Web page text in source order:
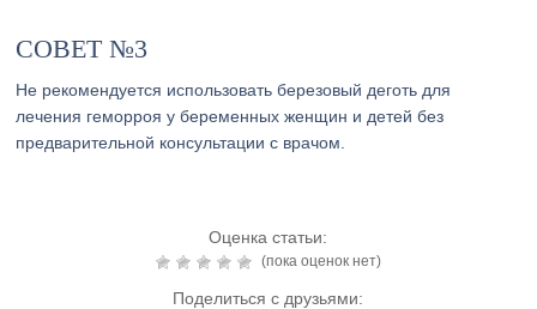
СОВЕТ №3
Не рекомендуется использовать березовый деготь для
лечения геморроя у беременных женщин и детей без
предварительной консультации с врачом.
Оценка статьи:
(пока оценок нет)
Поделиться с друзьями: